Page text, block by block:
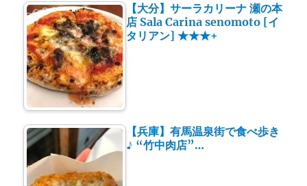
【大分】サーラカリーナ 瀬の本
店 Sala Carina senomoto [イ
タリアン] ★★★+
【兵庫】有馬温泉街で食べ歩き
♪ “竹中肉店”…